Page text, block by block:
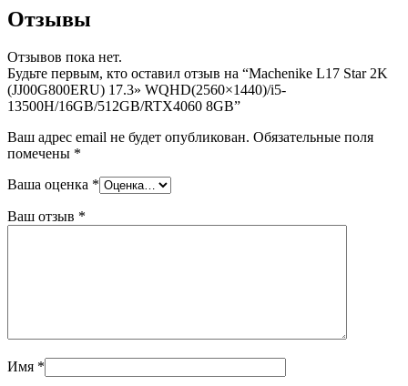
Отзывы
Отзывов пока нет.
Будьте первым, кто оставил отзыв на “Machenike L17 Star 2K
(JJ00G800ERU) 17.3» WQHD(2560×1440)/i5-
13500H/16GB/512GB/RTX4060 8GB”
Ваш адрес email не будет опубликован. Обязательные поля
помечены *
Ваша оценка *
Ваш отзыв *
Имя *